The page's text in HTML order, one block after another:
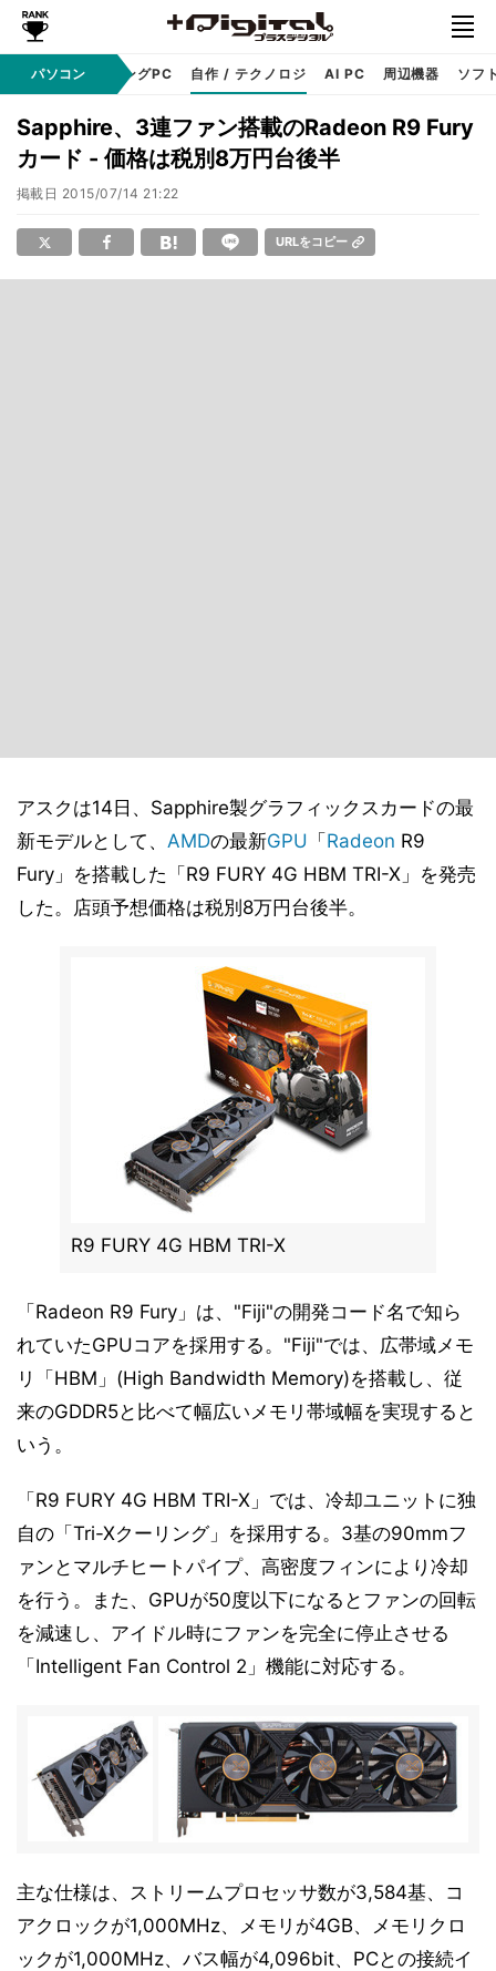
パソコン
PC本体 ゲーミングPC 自作 / テクノロジ AI PC 周辺機器 ソフ
Sapphire、3連ファン搭載のRadeon R9 Fury
カード - 価格は税別8万円台後半
掲載日 2015/07/14 21:22
URLをコピー
アスクは14日、Sapphire製グラフィックスカードの最
新モデルとして、 AMDの最新GPU 「 Radeon R9
Fury」を搭載した「R9 FURY 4G HBM TRI-X」を発売
した。店頭予想価格は税別8万円台後半。
R9 FURY 4G HBM TRI-X
「Radeon R9 Fury」は、"Fiji"の開発コード名で知ら
れていたGPUコアを採用する。"Fiji"では、広帯域メモ
リ「HBM」(High Bandwidth Memory)を搭載し、従
来のGDDR5と比べて幅広いメモリ帯域幅を実現すると
いう。
「R9 FURY 4G HBM TRI-X」では、冷却ユニットに独
自の「Tri-Xクーリング」を採用する。3基の90mmフ
ァンとマルチヒートパイプ、高密度フィンにより冷却
を行う。また、GPUが50度以下になるとファンの回転
を減速し、アイドル時にファンを完全に停止させる
「Intelligent Fan Control 2」機能に対応する。
主な仕様は、ストリームプロセッサ数が3,584基、コ
アクロックが1,000MHz、メモリが4GB、メモリクロ
ックが1,000MHz、バス幅が4,096bit、PCとの接続イ